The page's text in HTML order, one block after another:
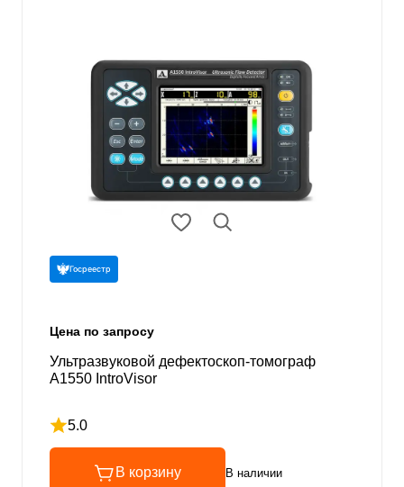
Госреестр
Цена по запросу
Ультразвуковой дефектоскоп-томограф
А1550 IntroVisor
5.0
Рейтинг 5 из 5
В корзину В наличии